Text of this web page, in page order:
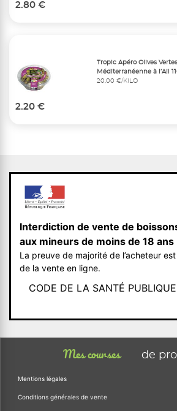
2.80 €
Tropic Apéro Olives
Méditerranéenne à l’Ail
20,00 €/KILO
2.20 €
Interdiction de vente de
aux mineurs de moins de 18 ans
La preuve de majorité de l’acheteur
de la vente en ligne.
CODE DE LA SANTÉ
Mes courses de
Mentions légales
Conditions générales de vente